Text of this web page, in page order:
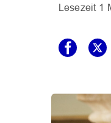
1